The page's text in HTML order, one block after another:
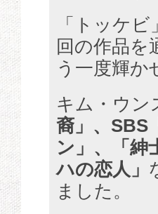
「トッケ
回の作品を
う一度輝か
キム・ウン
裔」、SBS
ン」、「紳
ハの恋人」
ました。